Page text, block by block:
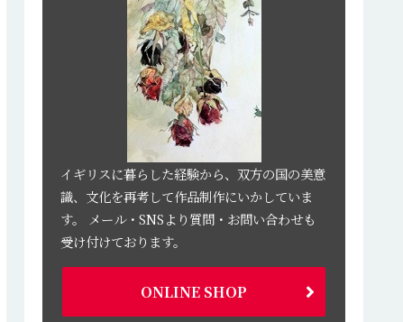
イギリスに暮らした経験から、双方の国の美意
識、文化を再考して作品制作にいかしていま
す。 メール・SNSより質問・お問い合わせも
受け付けております。
ONLINE SHOP